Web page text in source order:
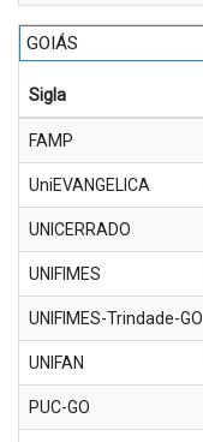
GOIÁS
Sigla
FAMP
UniEVANGELICA
UNICERRADO
UNIFIMES
UNIFIMES-Trindade-GO
UNIFAN
PUC-GO